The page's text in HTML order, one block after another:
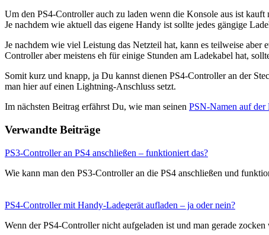
Um den PS4-Controller auch zu laden wenn die Konsole aus ist
Je nachdem wie aktuell das eigene Handy ist sollte jedes gängige
Je nachdem wie viel Leistung das Netzteil hat, kann es teilweise
Controller aber meistens eh für einige Stunden am Ladekabel hat,
Somit kurz und knapp, ja Du kannst dienen PS4-Controller an der
man hier auf einen Lightning-Anschluss setzt.
Im nächsten Beitrag erfährst Du, wie man seinen PSN-Namen auf der
Verwandte Beiträge
PS3-Controller an PS4 anschließen – funktioniert das?
Wie kann man den PS3-Controller an die PS4 anschließen und
PS4-Controller mit Handy-Ladegerät aufladen – ja oder nein?
Wenn der PS4-Controller nicht aufgeladen ist und man gerade